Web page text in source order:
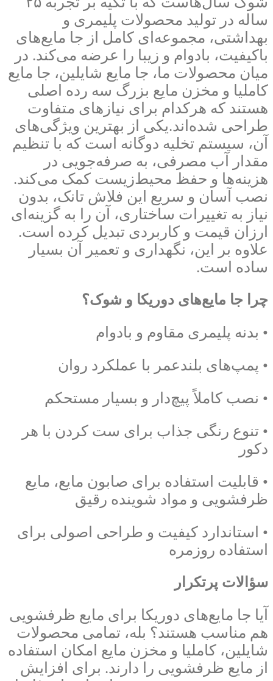
ساله در تولید محصولات پلیمری و
بهداشتی، مجموعه‌ای کامل از جا مایع‌های
باکیفیت، بادوام و زیبا را عرضه می‌کند. در
میان محصولات ما، جا مایع شایلین، جا مایع
کاملیا و مخزن مایع بزرگ سه رده اصلی
هستند که هرکدام برای نیازهای متفاوت
طراحی شده‌اند.یکی از بهترین ویژگی‌های
آن، سیستم تخلیه دوگانه است که با تنظیم
مقدار آب مصرفی، به صرفه‌جویی در
هزینه‌ها و حفظ محیط‌زیست کمک می‌کند.
نصب آسان و سریع این فلاش تانک، بدون
نیاز به تغییرات ساختاری، آن را به گزینه‌ای
ارزان قیمت و کاربردی تبدیل کرده است.
علاوه بر این، نگهداری و تعمیر آن بسیار
ساده است.
چرا جا مایع‌های دوریکا و شوک؟
• بدنه پلیمری مقاوم و بادوام
• پمپ‌های بلندعمر با عملکرد روان
• نصب کاملاً پیچ‌دار و بسیار مستحکم
• تنوع رنگی جذاب برای ست کردن با هر
دکور
• قابلیت استفاده برای صابون مایع، مایع
ظرفشویی و مواد شوینده رقیق
• استاندارد کیفیت و طراحی اصولی برای
استفاده روزمره
سؤالات پرتکرار
آیا جا مایع‌های دوریکا برای مایع ظرفشویی
هم مناسب هستند؟ بله، تمامی محصولات
شایلین، کاملیا و مخزن مایع امکان استفاده
از مایع ظرفشویی را دارند. برای افزایش